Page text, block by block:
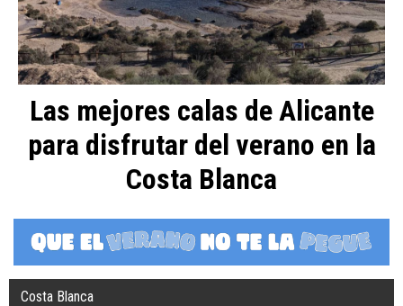
Las mejores calas de Alicante
para disfrutar del verano en la
Costa Blanca
Costa Blanca